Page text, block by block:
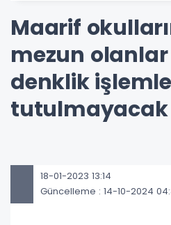
Maarif
mezun olanlar
denklik
tutulmayacak
18-01-2023 13:14
Güncelleme : 14-10-2024